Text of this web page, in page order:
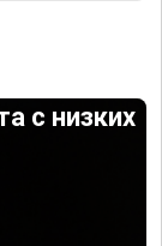
с низких